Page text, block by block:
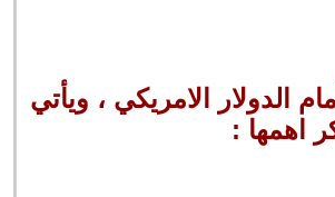
الدولار الامريكي ، ويأتي
اهمها :